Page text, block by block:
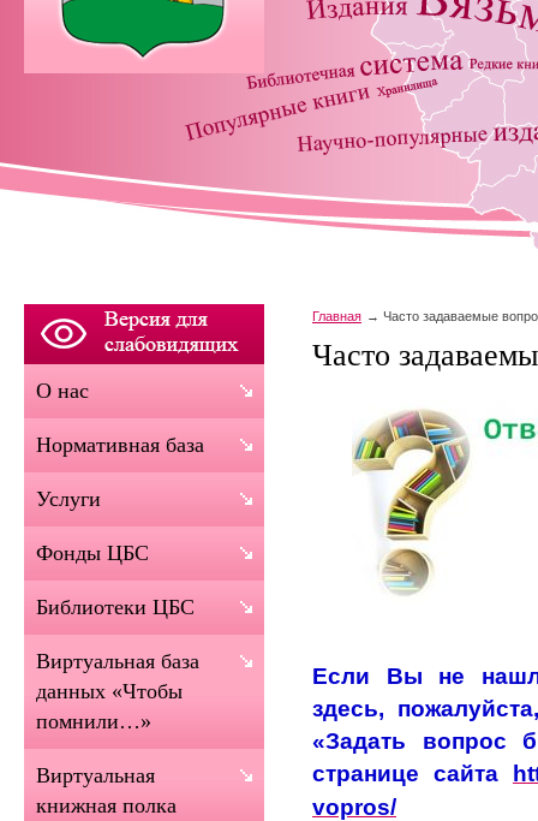
Главная Часто задаваемые
Часто
Если Вы не
здесь,
«Задать вопрос
странице сайта
vopros/
О нас
Нормативная база
Услуги
Фонды ЦБС
Библиотеки ЦБС
Виртуальная база
данных «Чтобы
помнили…»
Виртуальная
книжная полка